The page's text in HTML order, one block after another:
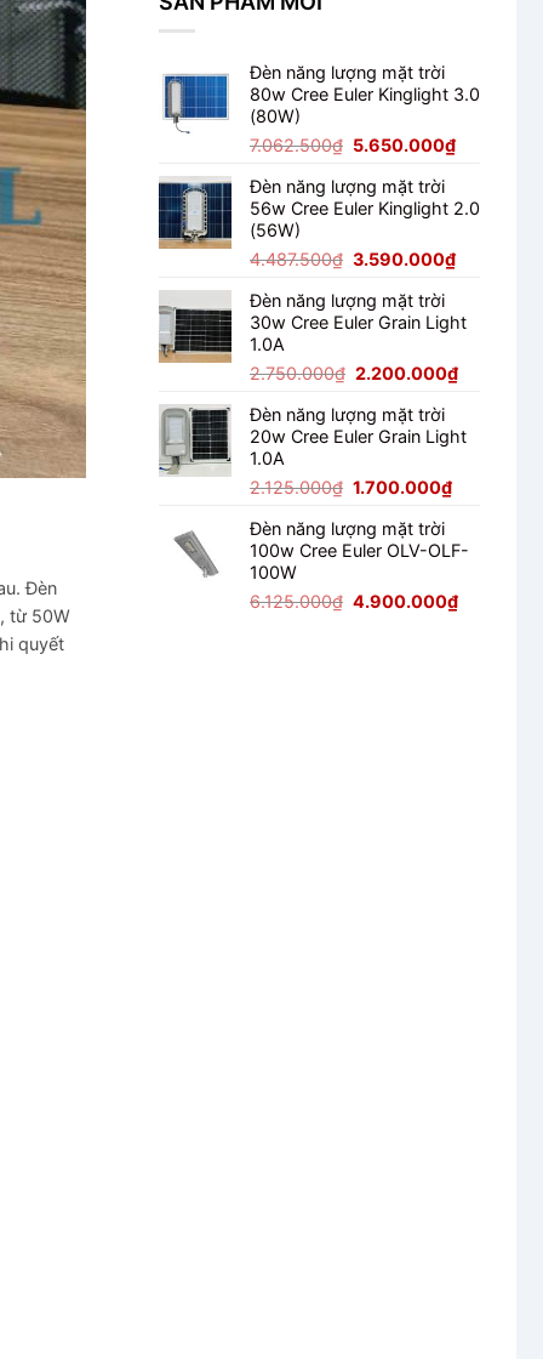
Đèn
từ 50W
quyết
Nhà
Đèn năng lượng mặt trời
80w Cree Euler Kinglight 3.0
(80W)
7.062.500₫ Giá
là:
7.062.500₫.
5.650.000₫Giá
là:
Đèn năng lượng mặt trời
56w Cree Euler Kinglight 2.0
(56W)
4.487.500₫ Giá
là:
4.487.500₫.
3.590.000₫Giá
là:
Đèn năng lượng mặt trời
30w Cree Euler Grain Light
1.0A
2.750.000₫ Giá
là:
2.750.000₫.
2.200.000₫Giá
là:
Đèn năng lượng mặt trời
20w Cree Euler Grain Light
1.0A
2.125.000₫ Giá
là:
2.125.000₫.
1.700.000₫Giá
là:
Đèn năng lượng mặt trời
100w Cree Euler OLV-OLF-
100W
6.125.000₫ Giá
4.900.000₫Giá